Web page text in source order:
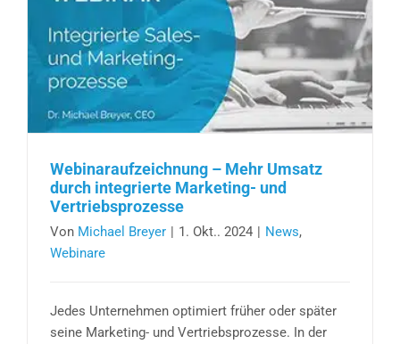
Webinaraufzeichnung – Mehr Umsatz
durch integrierte Marketing- und
Vertriebsprozesse
Von Michael Breyer | 1. Okt.. 2024 | News,
Webinare
Jedes Unternehmen optimiert früher oder später
seine Marketing- und Vertriebsprozesse. In der